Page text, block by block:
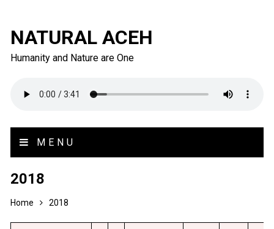
NATURAL ACEH
Humanity and Nature are One
MENU
2018
Home 2018